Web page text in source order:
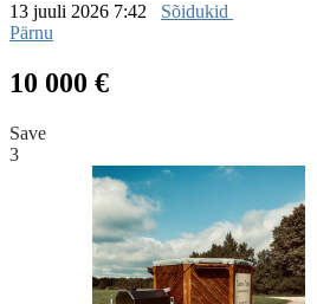
13 juuli 2026 7:42
Sõidukid
Pärnu
10 000 €
Save
3